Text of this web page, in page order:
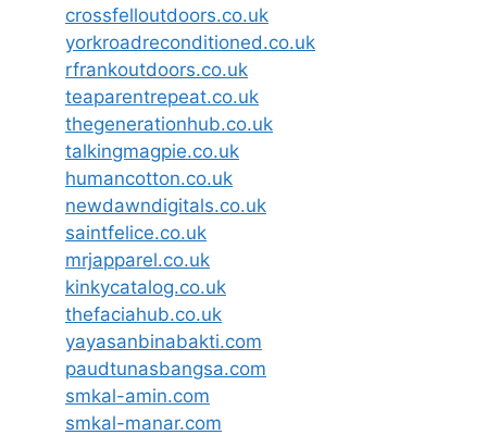
crossfelloutdoors.co.uk
yorkroadreconditioned.co.uk
rfrankoutdoors.co.uk
teaparentrepeat.co.uk
thegenerationhub.co.uk
talkingmagpie.co.uk
humancotton.co.uk
newdawndigitals.co.uk
saintfelice.co.uk
mrjapparel.co.uk
kinkycatalog.co.uk
thefaciahub.co.uk
yayasanbinabakti.com
paudtunasbangsa.com
smkal-amin.com
smkal-manar.com